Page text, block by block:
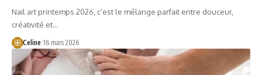
Nail art printemps 2026, c’est le mélange parfait entre douceur,
créativité et…
Celine 16 mars 2026